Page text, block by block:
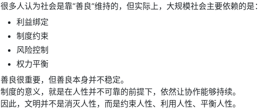
很多人认为社会是靠“善良”维持的，但实际上，大规模社会主要依赖的是：
利益绑定
制度约束
风险控制
权力平衡
善良很重要，但善良本身并不稳定。
制度的意义，就是在人性并不可靠的前提下，依然让协作能够持续。
因此，文明并不是消灭人性，而是约束人性、利用人性、平衡人性。